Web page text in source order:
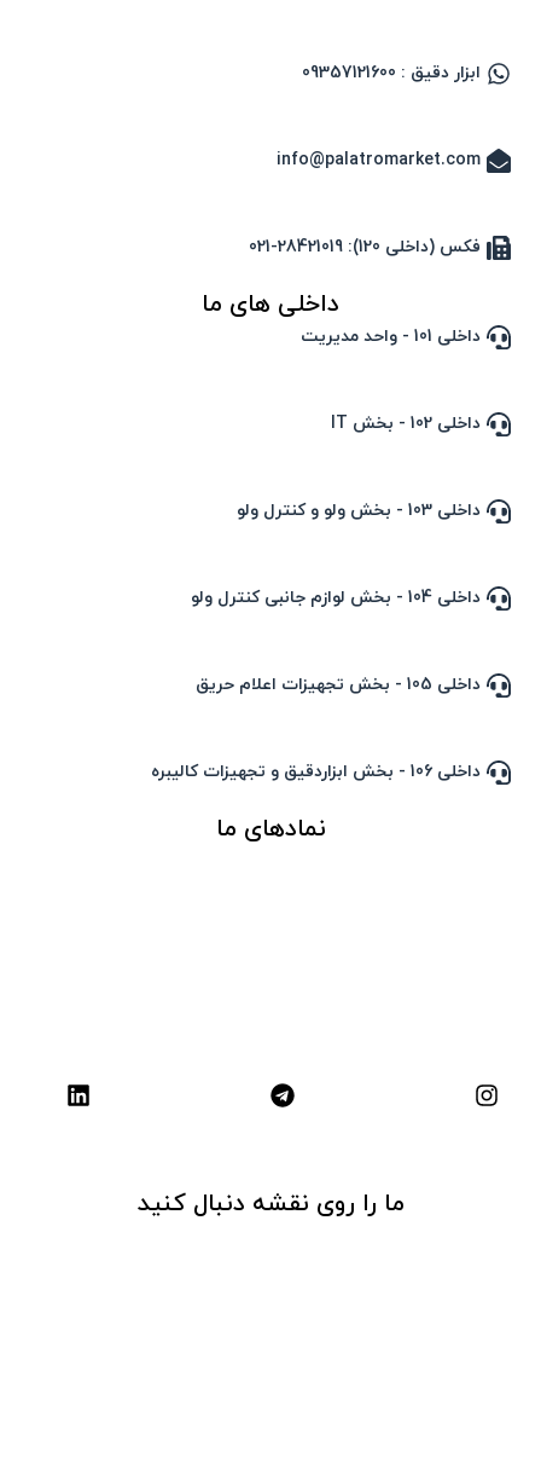
ابزار دقیق : 09357121600
info@palatromarket.com
فکس (داخلی 120): 28421019-021
داخلی های ما
داخلی 101 - واحد مدیریت
داخلی 102 - بخش IT
داخلی 103 - بخش ولو و کنترل ولو
داخلی 104 - بخش لوازم جانبی کنترل ولو
داخلی 105 - بخش تجهیزات اعلام حریق
داخلی 106 - بخش ابزاردقیق و تجهیزات کالیبره
نمادهای ما
ما را روی نقشه دنبال کنید